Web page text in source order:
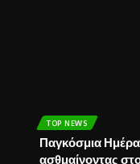
TOP NEWS
Παγκόσμια
ασθμαίνοντας